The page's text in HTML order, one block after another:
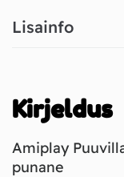
Lisainfo
Kirjeldus
Amiplay
punane